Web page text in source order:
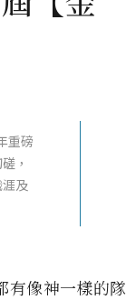
重磅
，
及
有像神一樣的隊